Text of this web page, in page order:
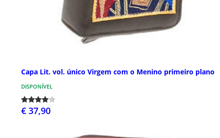
Capa Lit. vol. único Virgem com o Menino primeiro plano
DISPONÍVEL
€ 37,90